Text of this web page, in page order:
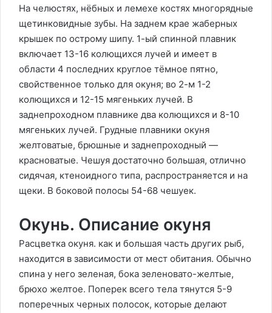
На челюстях, нёбных и лемехе костях многорядные
щетинковидные зубы. На заднем крае жаберных
крышек по острому шипу. 1-ый спинной плавник
включает 13-16 колющихся лучей и имеет в
области 4 последних круглое тёмное пятно,
свойственное только для окуня; во 2-м 1-2
колющихся и 12-15 мягеньких лучей. В
заднепроходном плавнике два колющихся и 8-10
мягеньких лучей. Грудные плавники окуня
желтоватые, брюшные и заднепроходный —
красноватые. Чешуя достаточно большая, отлично
сидячая, ктеноидного типа, распространяется и на
щеки. В боковой полосы 54-68 чешуек.
Окунь. Описание окуня
Расцветка окуня. как и большая часть других рыб,
находится в зависимости от мест обитания. Обычно
спина у него зеленая, бока зеленовато-желтые,
брюхо желтое. Поперек всего тела тянутся 5-9
поперечных черных полосок, которые делают